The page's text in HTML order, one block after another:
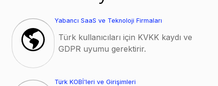
Yabancı SaaS ve Teknoloji Firmaları
Türk kullanıcıları için KVKK kaydı ve
GDPR uyumu gerektirir.
Türk KOBİ'leri ve Girişimleri